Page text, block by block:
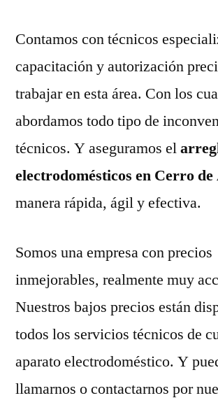
Contamos con técnicos
capacitación y autorización
trabajar en esta área. Con los
abordamos todo tipo de
técnicos. Y aseguramos el
electrodomésticos en Cerro
manera rápida, ágil y efectiva.
Somos una empresa con precios
inmejorables, realmente muy
Nuestros bajos precios están
todos los servicios técnicos de
aparato electrodoméstico. Y
llamarnos o contactarnos por